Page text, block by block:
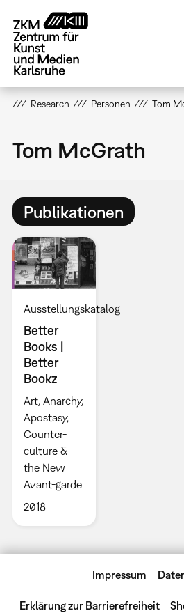
zum
Inhalt
Research Personen Tom
Tom McGrath
Publikationen
Ausstellungskatalog
Better
Books |
Better
Bookz
Art, Anarchy,
Apostasy,
Counter-
culture &
the New
Avant-garde
2018
Impressum
Erklärung zur Barrierefreiheit